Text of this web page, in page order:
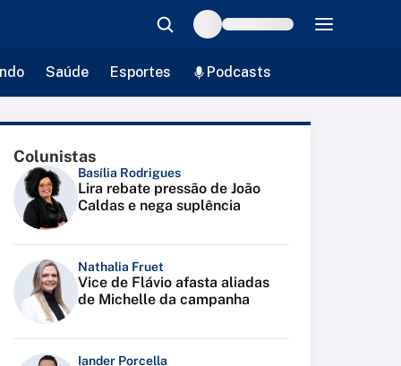
Saúde Esportes Podcasts
Colunistas
Basília Rodrigues
Lira rebate pressão de João
Caldas e nega suplência
Nathalia Fruet
Vice de Flávio afasta aliadas
de Michelle da campanha
Iander Porcella